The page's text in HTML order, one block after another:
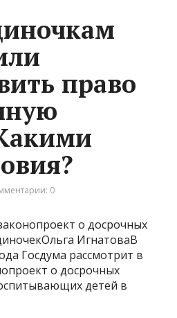
право
0
о досрочных
ИгнатоваВ
Госдума рассмотрит в
о досрочных
детей в